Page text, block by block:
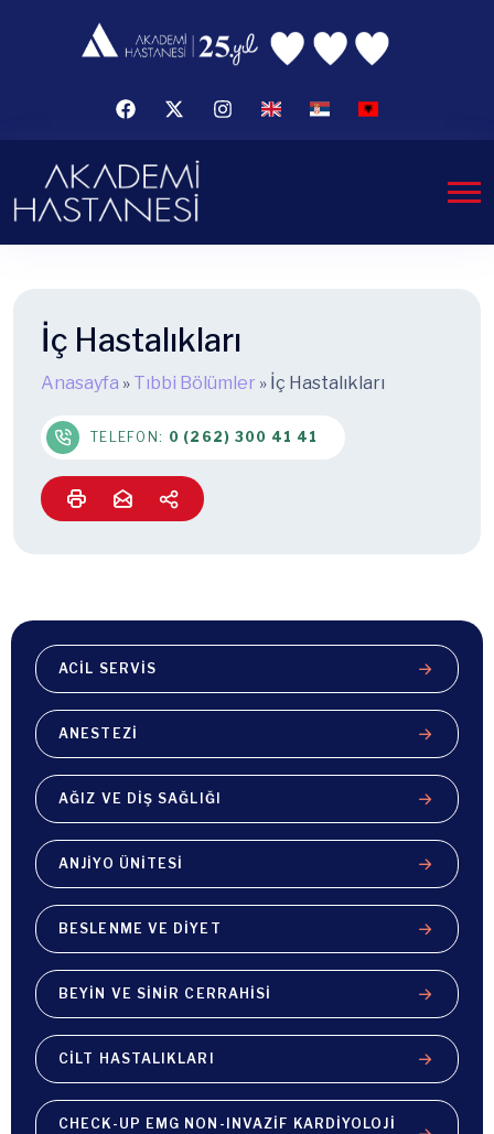
İç Hastalıkları
Anasayfa » Tıbbi Bölümler » İç Hastalıkları
TELEFON: 0 (262) 300 41 41
ACIL SERVIS
ANESTEZI
AĞIZ VE DIŞ SAĞLIĞI
ANJIYO ÜNITESI
BESLENME VE DIYET
BEYIN VE SINIR CERRAHISI
CILT HASTALIKLARI
CHECK-UP EMG NON-INVAZIF KARDIYOLOJI